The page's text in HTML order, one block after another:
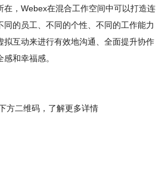
在，Webex在混合工作空间中可以打造连
的员工、不同的个性、不同的工作能力
拟互动来进行有效地沟通、全面提升协作
和幸福感。
方二维码，了解更多详情